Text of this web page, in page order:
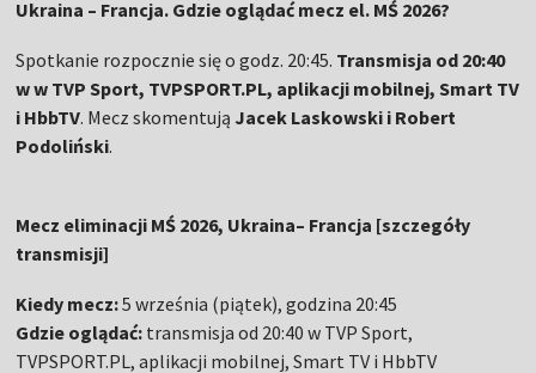
Ukraina – Francja. Gdzie oglądać mecz el. MŚ 2026?
Spotkanie rozpocznie się o godz. 20:45. Transmisja od 20:40
w w TVP Sport, TVPSPORT.PL, aplikacji mobilnej, Smart TV
i HbbTV. Mecz skomentują Jacek Laskowski i Robert
Podoliński.
Mecz eliminacji MŚ 2026, Ukraina– Francja [szczegóły
transmisji]
Kiedy mecz:5 września (piątek), godzina 20:45
Gdzie oglądać: transmisja od 20:40 w TVP Sport,
TVPSPORT.PL, aplikacji mobilnej, Smart TV i HbbTV